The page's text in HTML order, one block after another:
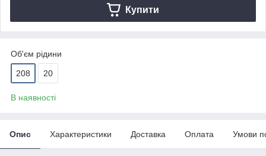
Купити
Об'єм рідини
208 20
В наявності
Опис Характеристики Доставка Оплата Умови